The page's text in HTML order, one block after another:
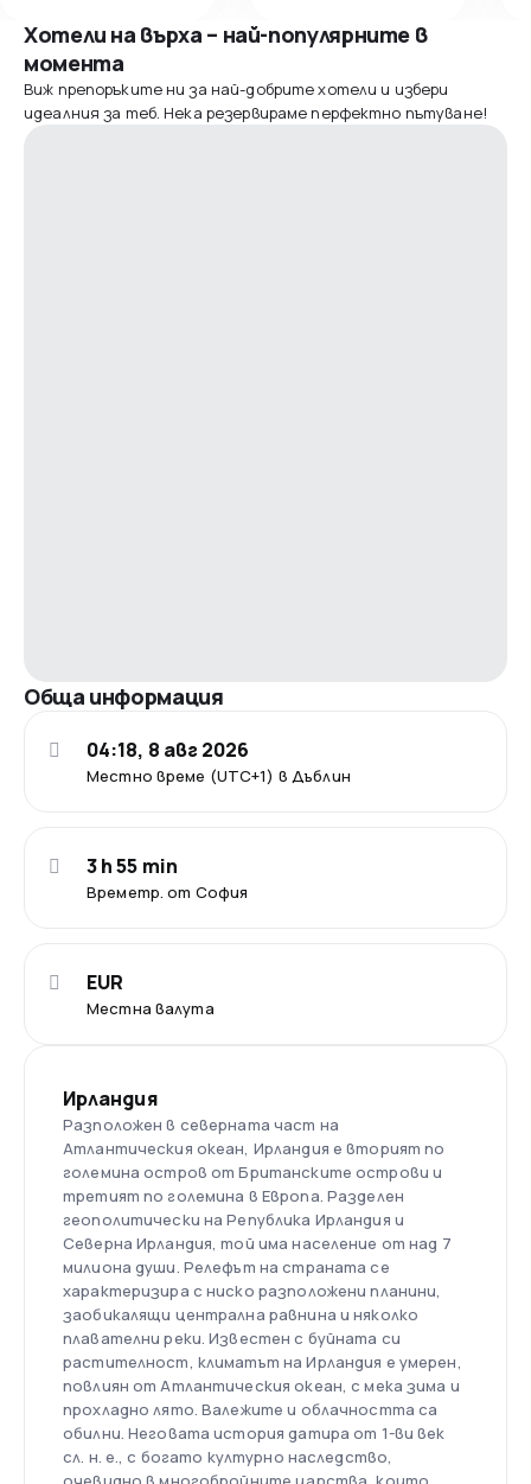
Хотели на върха – най-популярните в
момента
Виж препоръките ни за най-добрите хотели и избери
идеалния за теб. Нека резервираме перфектно пътуване!
Обща информация
Местно време (UTC+1) в Дъблин
04:18, 8 авг 2026
Времетр. от София
3 h 55 min
Местна валута
EUR
Ирландия
Разположен в северната част на
Атлантическия океан, Ирландия е вторият по
големина остров от Британските острови и
третият по големина в Европа. Разделен
геополитически на Република Ирландия и
Северна Ирландия, той има население от над 7
милиона души. Релефът на страната се
характеризира с ниско разположени планини,
заобикалящи централна равнина и няколко
плавателни реки. Известен с буйната си
растителност, климатът на Ирландия е умерен,
повлиян от Атлантическия океан, с мека зима и
прохладно лято. Валежите и облачността са
обилни. Неговата история датира от 1-ви век
сл. н. е., с богато културно наследство,